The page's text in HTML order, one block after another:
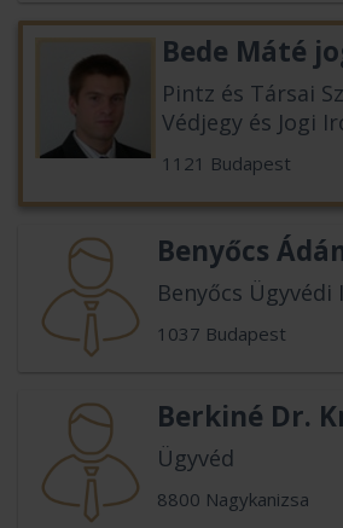
Bede Máté
Pintz és Társai
Védjegy és Jogi
1121 Budapest
Benyőcs
Benyőcs Ügyvédi
1037 Budapest
Berkiné Dr.
Ügyvéd
8800 Nagykanizsa